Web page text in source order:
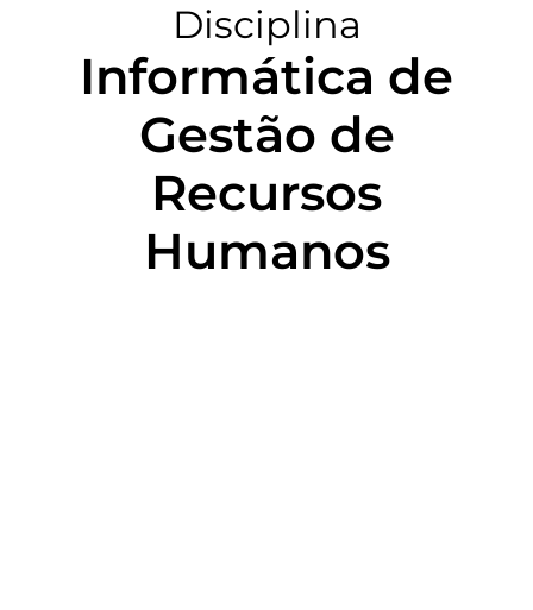
Disciplina
Informática de
Gestão de
Recursos
Humanos